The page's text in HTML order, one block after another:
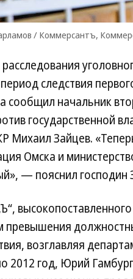
/ Коммерсантъ,
следствия
сообщил начальник
государственной
Михаил Зайцев.
Омска и
— пояснил господин
превышения
возглавляя
2012 год, Юрий